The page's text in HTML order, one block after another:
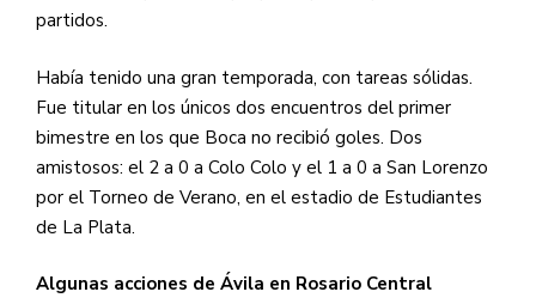
partidos.
Había tenido una gran temporada, con tareas sólidas.
Fue titular en los únicos dos encuentros del primer
bimestre en los que Boca no recibió goles. Dos
amistosos: el 2 a 0 a Colo Colo y el 1 a 0 a San Lorenzo
por el Torneo de Verano, en el estadio de Estudiantes
de La Plata.
Algunas acciones de Ávila en Rosario Central